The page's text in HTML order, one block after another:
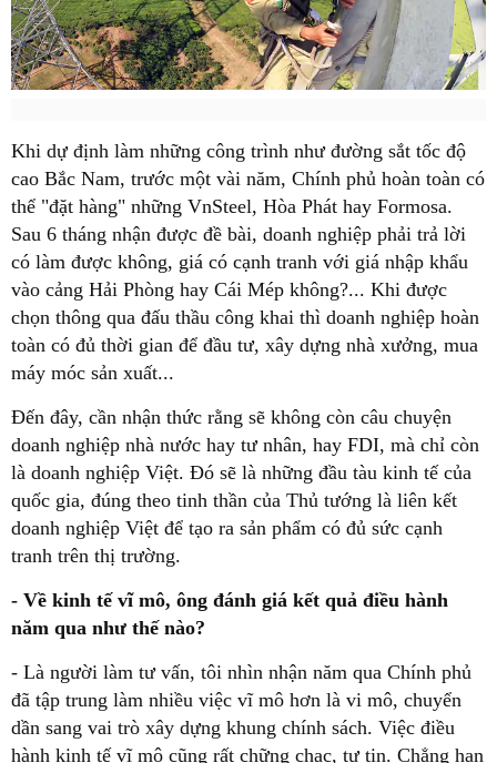
Khi dự định làm những công trình như đường sắt tốc độ
cao Bắc Nam, trước một vài năm, Chính phủ hoàn toàn có
thể "đặt hàng" những VnSteel, Hòa Phát hay Formosa.
Sau 6 tháng nhận được đề bài, doanh nghiệp phải trả lời
có làm được không, giá có cạnh tranh với giá nhập khẩu
vào cảng Hải Phòng hay Cái Mép không?... Khi được
chọn thông qua đấu thầu công khai thì doanh nghiệp hoàn
toàn có đủ thời gian để đầu tư, xây dựng nhà xưởng, mua
máy móc sản xuất...
Đến đây, cần nhận thức rằng sẽ không còn câu chuyện
doanh nghiệp nhà nước hay tư nhân, hay FDI, mà chỉ còn
là doanh nghiệp Việt. Đó sẽ là những đầu tàu kinh tế của
quốc gia, đúng theo tinh thần của Thủ tướng là liên kết
doanh nghiệp Việt để tạo ra sản phẩm có đủ sức cạnh
tranh trên thị trường.
- Về kinh tế vĩ mô, ông đánh giá kết quả điều hành
năm qua như thế nào?
- Là người làm tư vấn, tôi nhìn nhận năm qua Chính phủ
đã tập trung làm nhiều việc vĩ mô hơn là vi mô, chuyển
dần sang vai trò xây dựng khung chính sách. Việc điều
hành kinh tế vĩ mô cũng rất chững chạc, tự tin. Chẳng hạn